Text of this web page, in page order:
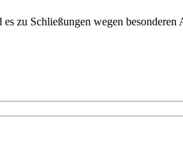
zu Schließungen wegen besonderen